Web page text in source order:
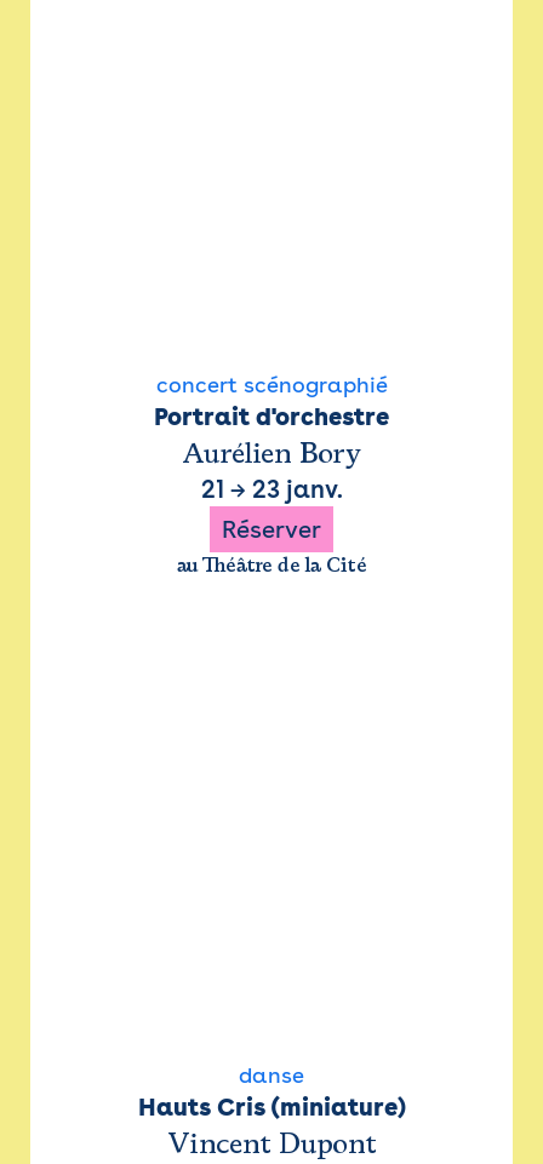
concert scénographié
Portrait d'orchestre
Aurélien Bory
21 → 23 janv.
Réserver
au Théâtre de la Cité
danse
Hauts Cris (miniature)
Vincent Dupont